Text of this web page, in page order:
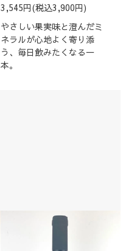
3,545円(税込3,900円)
やさしい果実味と澄んだミ
ネラルが心地よく寄り添
う、毎日飲みたくなる一
本。